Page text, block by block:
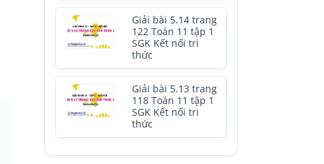
Giải bài 5.14 trang
122 Toán 11 tập 1
SGK Kết nối tri
thức
Giải bài 5.13 trang
118 Toán 11 tập 1
SGK Kết nối tri
thức